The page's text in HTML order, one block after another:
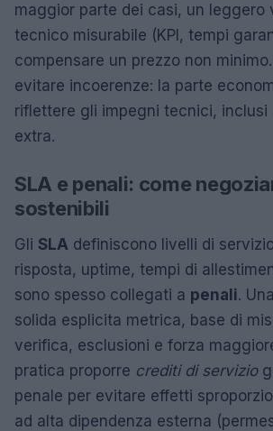
maggior parte dei casi, un leggero
tecnico misurabile (KPI, tempi
compensare un prezzo non
evitare incoerenze: la parte
riflettere gli impegni tecnici, inclusi
extra.
SLA e penali: come
sostenibili
Gli SLA definiscono livelli di
risposta, uptime, tempi di
sono spesso collegati a penali.
solida esplicita metrica, base di
verifica, esclusioni e forza
pratica proporre crediti di servizio
penale per evitare effetti
ad alta dipendenza esterna